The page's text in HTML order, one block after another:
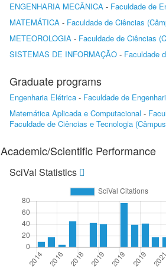
ENGENHARIA MECÂNICA - Faculdade de
MATEMÁTICA - Faculdade de Ciências
METEOROLOGIA - Faculdade de Ciências
SISTEMAS DE INFORMAÇÃO - Faculdade
Graduate programs
Engenharia Elétrica - Faculdade de
Matemática Aplicada e Computacional -
Faculdade de Ciências e Tecnologia
Academic/Scientific Performance
SciVal Statistics